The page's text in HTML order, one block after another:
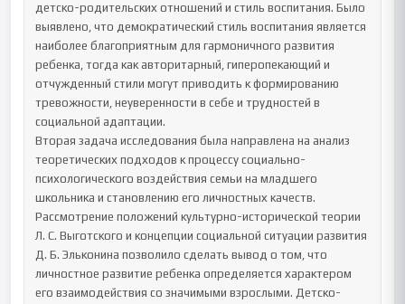
детско-родительских отношений и стиль воспитания. Было
выявлено, что демократический стиль воспитания является
наиболее благоприятным для гармоничного развития
ребенка, тогда как авторитарный, гиперопекающий и
отчужденный стили могут приводить к формированию
тревожности, неуверенности в себе и трудностей в
социальной адаптации.
Вторая задача исследования была направлена на анализ
теоретических подходов к процессу социально-
психологического воздействия семьи на младшего
школьника и становлению его личностных качеств.
Рассмотрение положений культурно-исторической теории
Л. С. Выготского и концепции социальной ситуации развития
Д. Б. Эльконина позволило сделать вывод о том, что
личностное развитие ребенка определяется характером
его взаимодействия со значимыми взрослыми. Детско-